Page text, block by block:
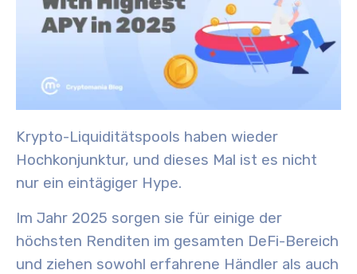
Krypto-Liquiditätspools haben wieder
Hochkonjunktur, und dieses Mal ist es nicht
nur ein eintägiger Hype.
Im Jahr 2025 sorgen sie für einige der
höchsten Renditen im gesamten DeFi-Bereich
und ziehen sowohl erfahrene Händler als auch